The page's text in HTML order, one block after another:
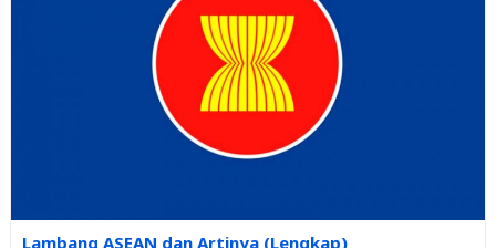
Lambang ASEAN dan Artinya (Lengkap)